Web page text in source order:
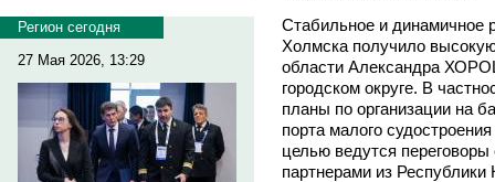
Регион сегодня
27 Мая 2026, 13:29
Стабильное и динамичное
Холмска получило
области Александра
городском округе. В
планы по организации на
порта малого
целью ведутся переговоры
партнерами из Республики